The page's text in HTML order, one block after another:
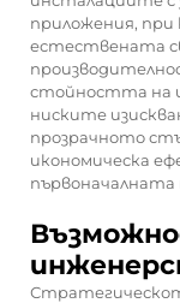
приложения,
естествената
стойността на
ниските
прозрачното
икономическа
първоначалната